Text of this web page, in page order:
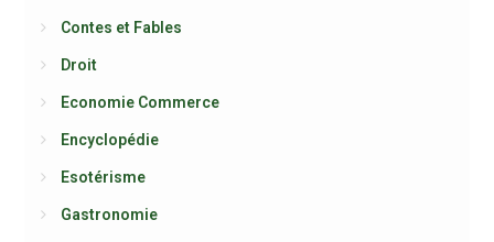
Contes et Fables
Droit
Economie Commerce
Encyclopédie
Esotérisme
Gastronomie